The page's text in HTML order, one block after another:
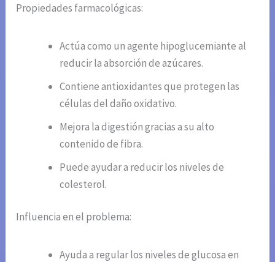
Propiedades farmacológicas:
Actúa como un agente hipoglucemiante al
reducir la absorción de azúcares.
Contiene antioxidantes que protegen las
células del daño oxidativo.
Mejora la digestión gracias a su alto
contenido de fibra.
Puede ayudar a reducir los niveles de
colesterol.
Influencia en el problema:
Ayuda a regular los niveles de glucosa en